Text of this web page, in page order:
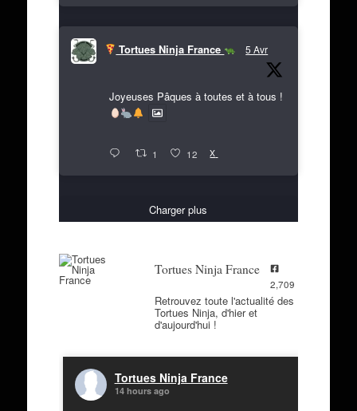
Tortues Ninja France 5 Avr
Joyeuses Pâques à toutes et à tous !
1 12 X
Charger plus
Tortues Ninja France
2,709
Retrouvez toute l'actualité des
Tortues Ninja, d'hier et
d'aujourd'hui !
Tortues Ninja France
14 hours ago